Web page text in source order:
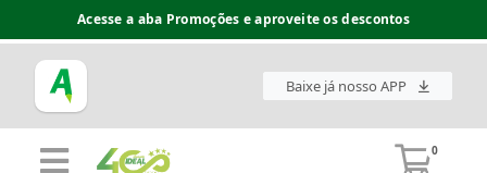
Acesse a aba Promoções e aproveite os descontos
Baixe já nosso APP
0